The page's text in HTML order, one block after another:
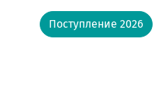
Поступление 2026